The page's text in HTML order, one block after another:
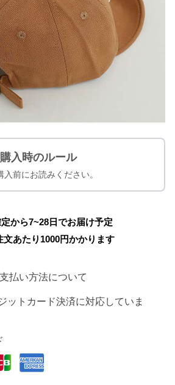
購入時のルール
入前にお読みください。
から7~28日でお届け予定
文あたり 1000円かかります
払い方法について
ットカード決済に対応していま